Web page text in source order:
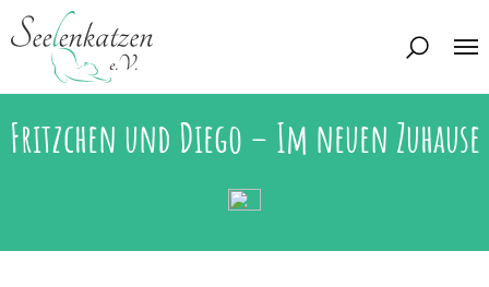
Über uns
Fritzchen und Diego – Im neuen Zuhause